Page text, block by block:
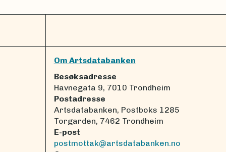
Om Artsdatabanken
Besøksadresse
Havnegata 9, 7010 Trondheim
Postadresse
Artsdatabanken, Postboks 1285
Torgarden, 7462 Trondheim
E-post
postmottak@artsdatabanken.no